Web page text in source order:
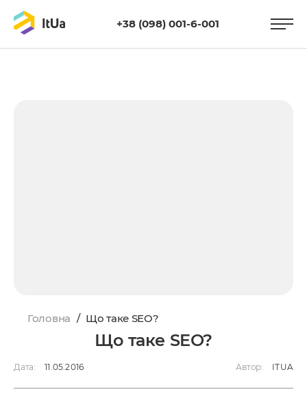
+38 (098) 001-6-001
Головна / Що таке SEO?
Що таке SEO?
Дата: 11.05.2016 Автор: ITUA